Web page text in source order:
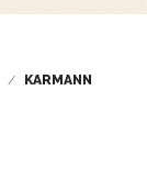
KARMANN